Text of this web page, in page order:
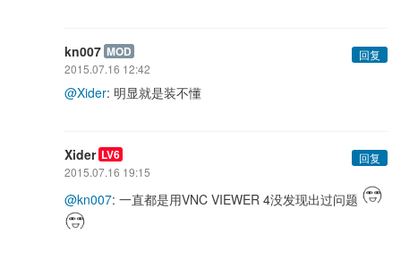
kn007 MOD
回复
2015.07.16 12:42
@Xider: 明显就是装不懂
Xider LV6
回复
2015.07.16 19:15
@kn007: 一直都是用VNC VIEWER 4没发现出过问题